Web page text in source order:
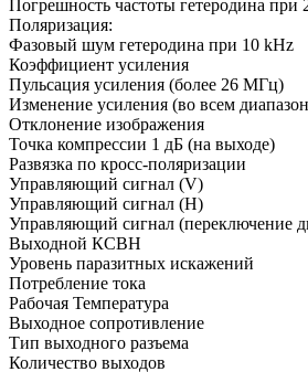
Погрешность частоты гетеродина при
Поляризация:
Фазовый шум гетеродина при 10 kHz
Коэффициент усиления
Пульсация усиления (более 26 МГц)
Изменение усиления (во всем
Отклонение изображения
Точка компрессии 1 дБ (на выходе)
Развязка по кросс-поляризации
Управляющий сигнал (V)
Управляющий сигнал (H)
Управляющий сигнал (переключение
Выходной КСВН
Уровень паразитных искажений
Потребление тока
Рабочая Температура
Выходное сопротивление
Тип выходного разъема
Количество выходов